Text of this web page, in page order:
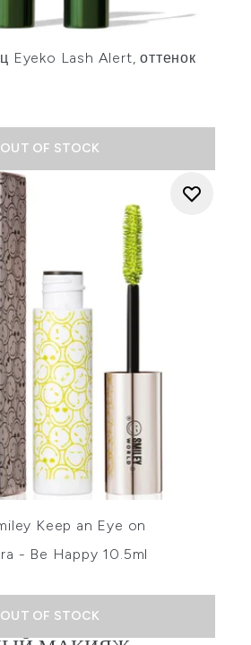
Eyeko Lash Alert, оттенок
OUT OF STOCK
Keep an Eye on
- Be Happy 10.5ml
OUT OF STOCK